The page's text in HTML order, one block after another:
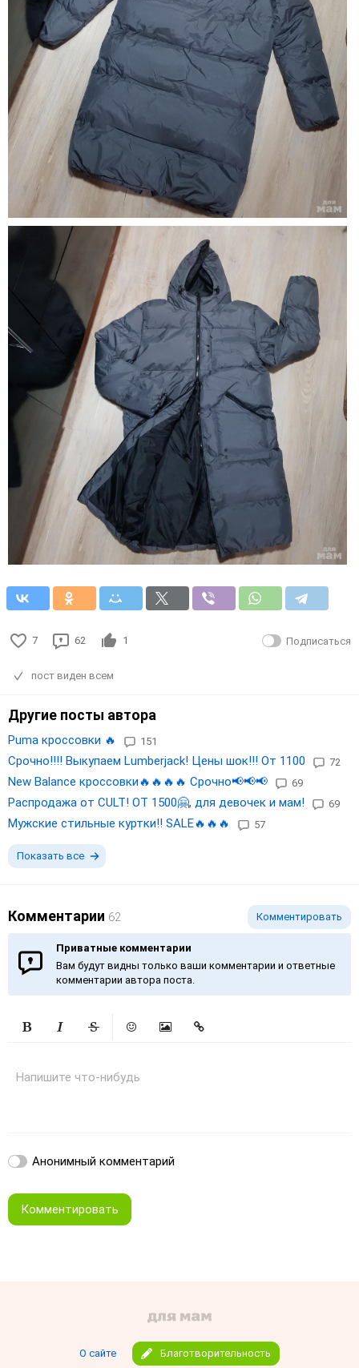
7 62 1 Подписаться
пост виден всем
Другие посты автора
Puma кроссовки 🔥 151
Срочно!!!! Выкупаем Lumberjack! Цены шок!!! От 1100 72
New Balance кроссовки🔥🔥🔥🔥 Срочно📢📢📢 69
Распродажа от CULT! ОТ 1500🤗, для девочек и мам! 69
Мужские стильные куртки!! SALE🔥🔥🔥 57
Показать все
Комментарии 62 Комментировать
Приватные комментарии
Вам будут видны только ваши комментарии и ответные
комментарии автора поста.
Напишите что-нибудь
Анонимный комментарий
Комментировать
О сайте Благотворительность